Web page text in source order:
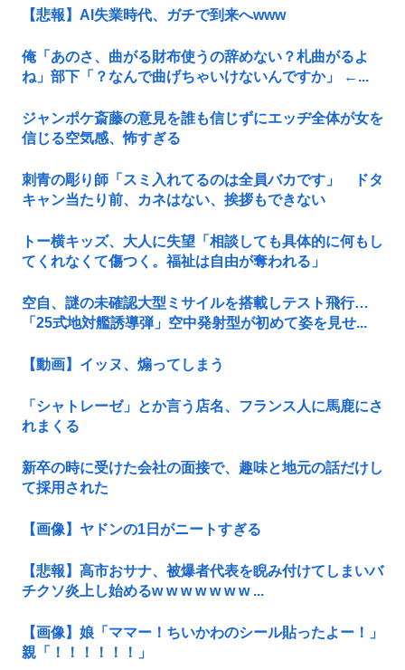
【悲報】AI失業時代、ガチで到来へwww
俺「あのさ、曲がる財布使うの辞めない？札曲がるよ
ね」部下「？なんで曲げちゃいけないんですか」 ←...
ジャンポケ斎藤の意見を誰も信じずにエッヂ全体が女を
信じる空気感、怖すぎる
刺青の彫り師「スミ入れてるのは全員バカです」 ドタ
キャン当たり前、カネはない、挨拶もできない
トー横キッズ、大人に失望「相談しても具体的に何もし
てくれなくて傷つく。福祉は自由が奪われる」
空自、謎の未確認大型ミサイルを搭載しテスト飛行…
「25式地対艦誘導弾」空中発射型が初めて姿を見せ...
【動画】イッヌ、煽ってしまう
「シャトレーゼ」とか言う店名、フランス人に馬鹿にさ
れまくる
新卒の時に受けた会社の面接で、趣味と地元の話だけし
て採用された
【画像】ヤドンの1日がニートすぎる
【悲報】高市おサナ、被爆者代表を睨み付けてしまいバ
チクソ炎上し始めるw w w w w w w ...
【画像】娘「ママー！ちいかわのシール貼ったよー！」
親「！！！！！！」